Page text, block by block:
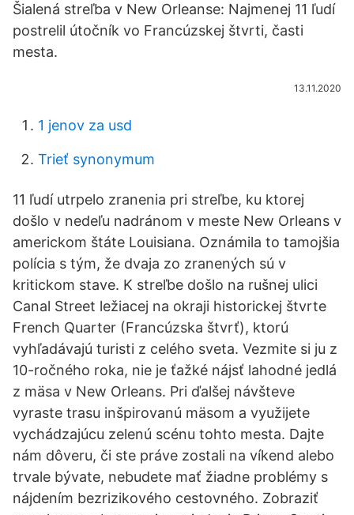
Šialená streľba v New Orleanse: Najmenej 11 ľudí
postrelil útočník vo Francúzskej štvrti, časti
mesta.
13.11.2020
1 jenov za usd
Trieť synonymum
11 ľudí utrpelo zranenia pri streľbe, ku ktorej
došlo v nedeľu nadránom v meste New Orleans v
americkom štáte Louisiana. Oznámila to tamojšia
polícia s tým, že dvaja zo zranených sú v
kritickom stave. K streľbe došlo na rušnej ulici
Canal Street ležiacej na okraji historickej štvrte
French Quarter (Francúzska štvrť), ktorú
vyhľadávajú turisti z celého sveta. Vezmite si ju z
10-ročného roka, nie je ťažké nájsť lahodné jedlá
z mäsa v New Orleans. Pri ďalšej návšteve
vyraste trasu inšpirovanú mäsom a využijete
vychádzajúcu zelenú scénu tohto mesta. Dajte
nám dôveru, či ste práve zostali na víkend alebo
trvale bývate, nebudete mať žiadne problémy s
nájdením bezrizikového cestovného. Zobraziť